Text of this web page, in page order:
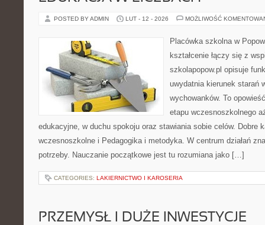
POSTED BY ADMIN LUT - 12 - 2026 MOŻLIWOŚĆ
Placówka szkolna w
kształcenie łączy się z
szkolapopow.pl opisuje
uwydatnia kierunek starań
wychowanków. To
etapu wczesnoszkolnego
edukacyjne, w duchu spokoju oraz stawiania sobie celów. Dobre
wczesnoszkolne i Pedagogika i metodyka. W centrum działań
potrzeby. Nauczanie początkowe jest tu rozumiana jako […]
CATEGORIES: LAKIERNICTWO I KAROSERIA
PRZEMYSŁ I DUŻE INWESTYCJE